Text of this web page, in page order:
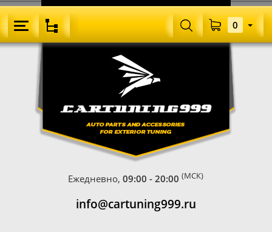
Ежедневно,09:00 - 20:00 (МСК)
info@cartuning999.ru
0